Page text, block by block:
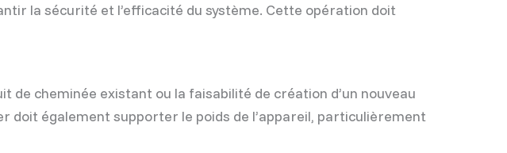
la sécurité et l’efficacité du système. Cette opération doit
cheminée existant ou la faisabilité de création d’un nouveau
également supporter le poids de l’appareil, particulièrement